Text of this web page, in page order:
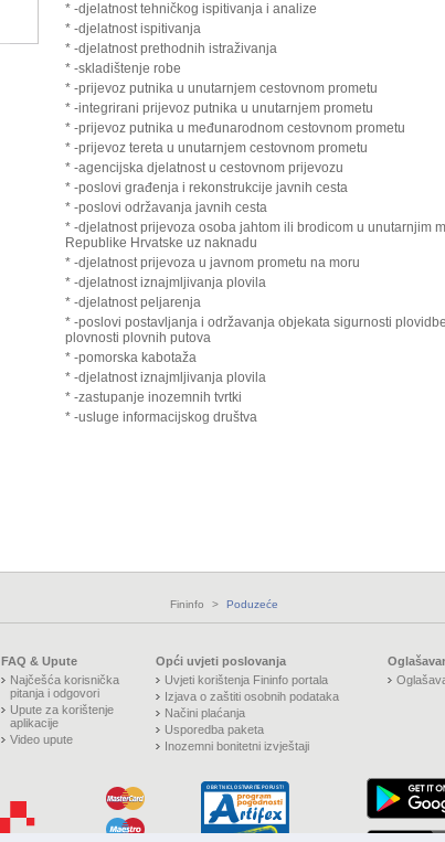
* -djelatnost tehničkog ispitivanja i analize
* -djelatnost ispitivanja
* -djelatnost prethodnih istraživanja
* -skladištenje robe
* -prijevoz putnika u unutarnjem cestovnom prometu
* -integrirani prijevoz putnika u unutarnjem prometu
* -prijevoz putnika u međunarodnom cestovnom prometu
* -prijevoz tereta u unutarnjem cestovnom prometu
* -agencijska djelatnost u cestovnom prijevozu
* -poslovi građenja i rekonstrukcije javnih cesta
* -poslovi održavanja javnih cesta
* -djelatnost prijevoza osoba jahtom ili brodicom u unutarnjim
Republike Hrvatske uz naknadu
* -djelatnost prijevoza u javnom prometu na moru
* -djelatnost iznajmljivanja plovila
* -djelatnost peljarenja
* -poslovi postavljanja i održavanja objekata sigurnosti
plovnosti plovnih putova
* -pomorska kabotaža
* -djelatnost iznajmljivanja plovila
* -zastupanje inozemnih tvrtki
* -usluge informacijskog društva
Fininfo > Poduzeće
FAQ & Upute
Najčešća korisnička
pitanja i odgovori
Upute za korištenje
aplikacije
Video upute
Opći uvjeti poslovanja
Uvjeti korištenja Fininfo portala
Izjava o zaštiti osobnih podataka
Načini plaćanja
Usporedba paketa
Inozemni bonitetni izvještaji